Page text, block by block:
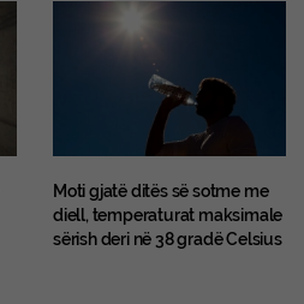
Moti gjatë ditës së sotme me
diell, temperaturat maksimale
sërish deri në 38 gradë Celsius